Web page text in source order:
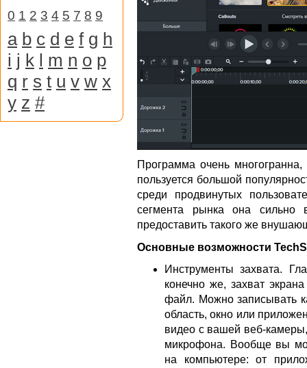
Программа очень многогранна,
пользуется большой
среди продвинутых
сегмента рынка она сильно
предоставить такого же
Основные возможности
Инструменты захвата.
конечно же, захват
файл. Можно записывать
область, окно или
видео с вашей веб-
микрофона. Вообще вы
на компьютере: от
0 1 2 3 4 5 7 8 9
a b c d e f g h
i j k l m n o p
q r s t u v w x
y z #